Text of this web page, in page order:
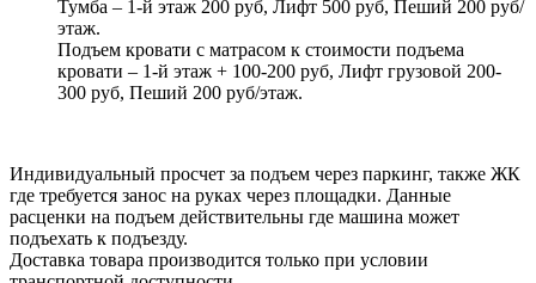
Тумба – 1-й этаж 200 руб, Лифт 500 руб, Пеший 200 руб/
этаж.
Подъем кровати с матрасом к стоимости подъема
кровати – 1-й этаж + 100-200 руб, Лифт грузовой 200-
300 руб, Пеший 200 руб/этаж.
Индивидуальный просчет за подъем через паркинг, также ЖК
где требуется занос на руках через площадки. Данные
расценки на подъем действительны где машина может
подъехать к подъезду.
Доставка товара производится только при условии